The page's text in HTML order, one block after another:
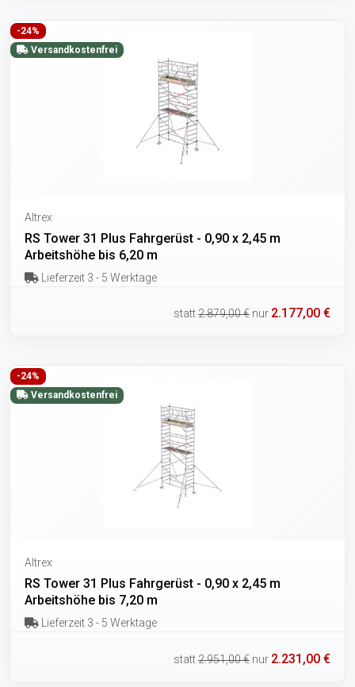
-24%
Versandkostenfrei
Altrex
RS Tower 31 Plus Fahrgerüst - 0,90 x 2,45 m
Arbeitshöhe bis 6,20 m
Lieferzeit 3 - 5 Werktage
statt2.879,00 € nur 2.177,00 €
-24%
Versandkostenfrei
Altrex
RS Tower 31 Plus Fahrgerüst - 0,90 x 2,45 m
Arbeitshöhe bis 7,20 m
Lieferzeit 3 - 5 Werktage
statt2.951,00 € nur 2.231,00 €